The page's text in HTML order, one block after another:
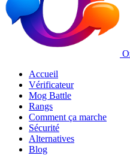
Accueil
Vérificateur
Mog Battle
Rangs
Comment ça marche
Sécurité
Alternatives
Blog